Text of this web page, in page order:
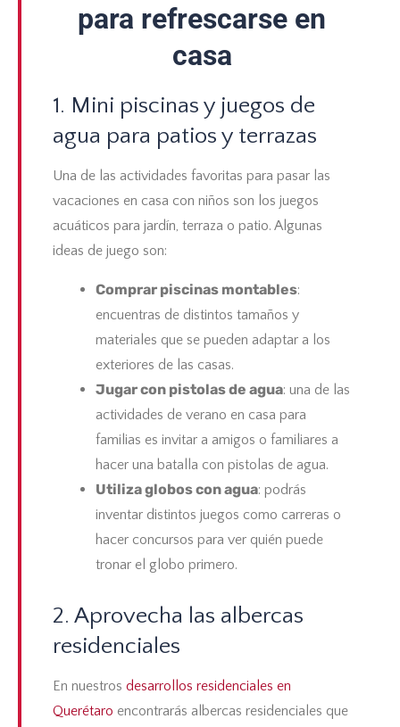
para refrescarse en
casa
1. Mini piscinas y juegos de
agua para patios y terrazas
Una de las actividades favoritas para pasar las
vacaciones en casa con niños son los juegos
acuáticos para jardín, terraza o patio. Algunas
ideas de juego son:
Comprar piscinas montables:
encuentras de distintos tamaños y
materiales que se pueden adaptar a los
exteriores de las casas.
Jugar con pistolas de agua: una de las
actividades de verano en casa para
familias es invitar a amigos o familiares a
hacer una batalla con pistolas de agua.
Utiliza globos con agua: podrás
inventar distintos juegos como carreras o
hacer concursos para ver quién puede
tronar el globo primero.
2. Aprovecha las albercas
residenciales
En nuestros desarrollos residenciales en
Querétaro encontrarás albercas residenciales que